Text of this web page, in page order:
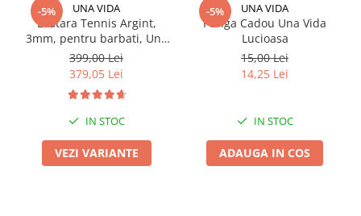
-5% UNA VIDA
Bratara Tennis Argint,
3mm, pentru barbati, Una
Vida
399,00 Lei
379,05 Lei
IN STOC
VEZI VARIANTE
-5% UNA VIDA
Punga Cadou Una Vida
Lucioasa
15,00 Lei
14,25 Lei
IN STOC
ADAUGA IN COS